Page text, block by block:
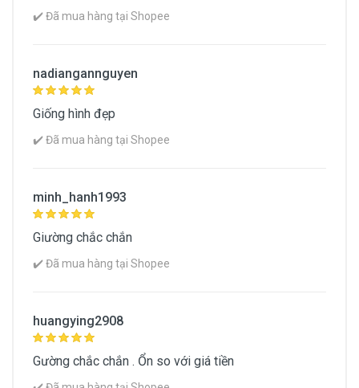
692 lượt xem
lượt mua
✔️ Đã mua hàng tại Shopee
nadiangannguyen
Giống hình đẹp
✔️ Đã mua hàng tại Shopee
minh_hanh1993
Giường chắc chắn
✔️ Đã mua hàng tại Shopee
huangying2908
Gường chắc chắn . Ổn so với giá tiền